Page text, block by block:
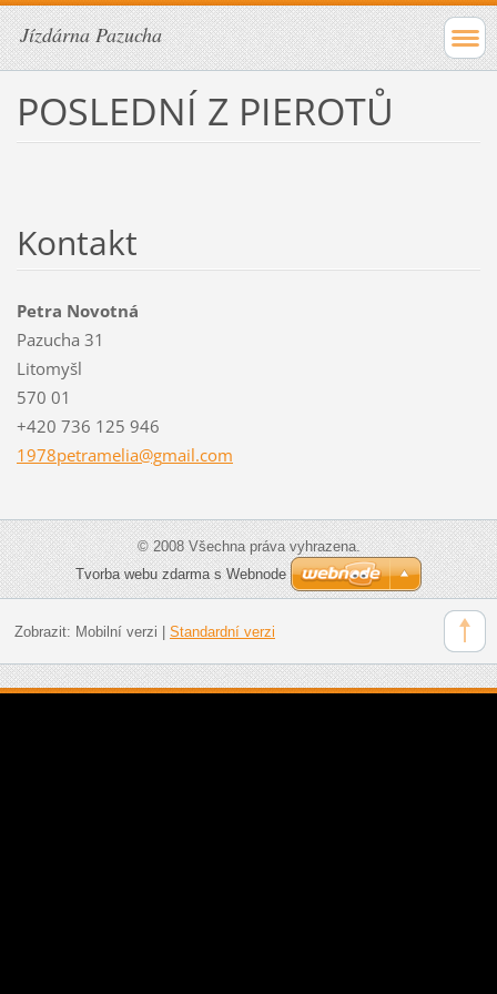
Jízdárna Pazucha
POSLEDNÍ Z PIEROTŮ
Kontakt
Petra Novotná
Pazucha 31
Litomyšl
570 01
+420 736 125 946
1978petramelia@gmail.com
© 2008 Všechna práva vyhrazena.
Tvorba webu zdarma s Webnode
Zobrazit: Mobilní verzi Standardní verzi